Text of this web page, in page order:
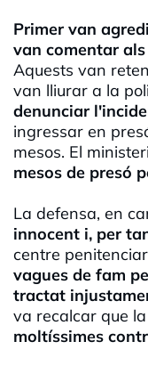
Primer van
van comentar
Aquests van
van lliurar a la
denunciar
ingressar en
mesos. El
mesos de presó
La defensa, en
innocent i, per
centre
vagues de fam
tractat
va recalcar que
moltíssimes